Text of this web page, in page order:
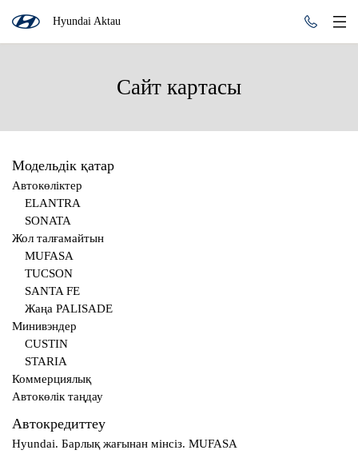
Hyundai Aktau
Сайт картасы
Модельдік қатар
Автокөліктер
ELANTRA
SONATA
Жол талғамайтын
MUFASA
TUCSON
SANTA FE
Жаңа PALISADE
Минивэндер
CUSTIN
STARIA
Коммерциялық
Автокөлік таңдау
Автокредиттеу
Hyundai. Барлық жағынан мінсіз. MUFASA